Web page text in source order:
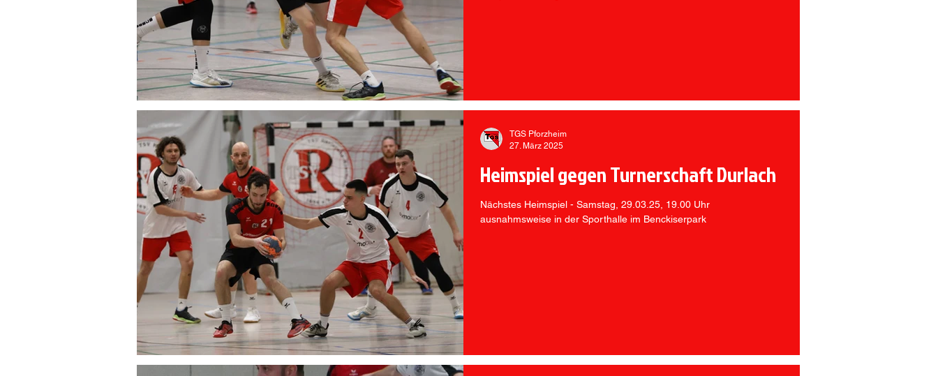
Heimspiel gegen Turnerschaft Durlach
Nächstes Heimspiel - Samstag, 29.03.25, 19.00 Uhr
ausnahmsweise in der Sporthalle im Benckiserpark
TGS Pforzheim
27. März 2025